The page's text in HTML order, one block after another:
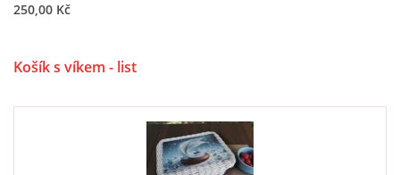
250,00 Kč
Košík s víkem - list